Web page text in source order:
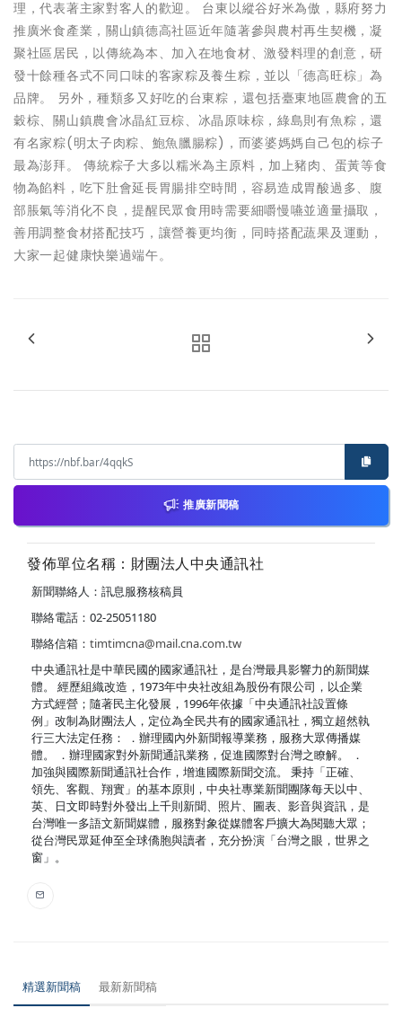
理，代表著主家對客人的歡迎。 台東以縱谷好米為傲，縣府努力
推廣米食產業，關山鎮德高社區近年隨著參與農村再生契機，凝
聚社區居民，以傳統為本、加入在地食材、激發料理的創意，研
發十餘種各式不同口味的客家粽及養生粽，並以「德高旺棕」為
品牌。 另外，種類多又好吃的台東粽，還包括臺東地區農會的五
穀棕、關山鎮農會冰晶紅豆棕、冰晶原味棕，綠島則有魚粽，還
有名家粽(明太子肉粽、鮑魚臘腸粽)，而婆婆媽媽自己包的棕子
最為澎拜。 傳統粽子大多以糯米為主原料，加上豬肉、蛋黃等食
物為餡料，吃下肚會延長胃腸排空時間，容易造成胃酸過多、腹
部脹氣等消化不良，提醒民眾食用時需要細嚼慢嚥並適量攝取，
善用調整食材搭配技巧，讓營養更均衡，同時搭配蔬果及運動，
大家一起健康快樂過端午。
推廣新聞稿
發佈單位名稱：財團法人中央通訊社
新聞聯絡人：訊息服務核稿員
聯絡電話：02-25051180
聯絡信箱： timtimcna@mail.cna.com.tw
中央通訊社是中華民國的國家通訊社，是台灣最具影響力的新聞媒
體。 經歷組織改造，1973年中央社改組為股份有限公司，以企業
方式經營；隨著民主化發展，1996年依據「中央通訊社設置條
例」改制為財團法人，定位為全民共有的國家通訊社，獨立超然執
行三大法定任務： ．辦理國內外新聞報導業務，服務大眾傳播媒
體。 ．辦理國家對外新聞通訊業務，促進國際對台灣之瞭解。 ．
加強與國際新聞通訊社合作，增進國際新聞交流。 秉持「正確、
領先、客觀、翔實」的基本原則，中央社專業新聞團隊每天以中、
英、日文即時對外發出上千則新聞、照片、圖表、影音與資訊，是
台灣唯一多語文新聞媒體，服務對象從媒體客戶擴大為閱聽大眾；
從台灣民眾延伸至全球僑胞與讀者，充分扮演「台灣之眼，世界之
窗」。
精選新聞稿 最新新聞稿